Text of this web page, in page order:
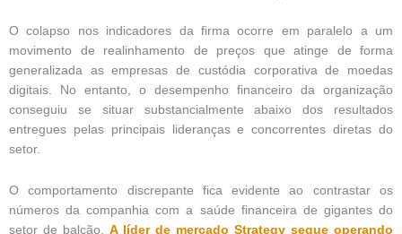
O colapso nos indicadores da firma ocorre em paralelo a um
movimento de realinhamento de preços que atinge de forma
generalizada as empresas de custódia corporativa de moedas
digitais. No entanto, o desempenho financeiro da organização
conseguiu se situar substancialmente abaixo dos resultados
entregues pelas principais lideranças e concorrentes diretas do
setor.
O comportamento discrepante fica evidente ao contrastar os
números da companhia com a saúde financeira de gigantes do
setor de balcão. A líder de mercado Strategy segue operando